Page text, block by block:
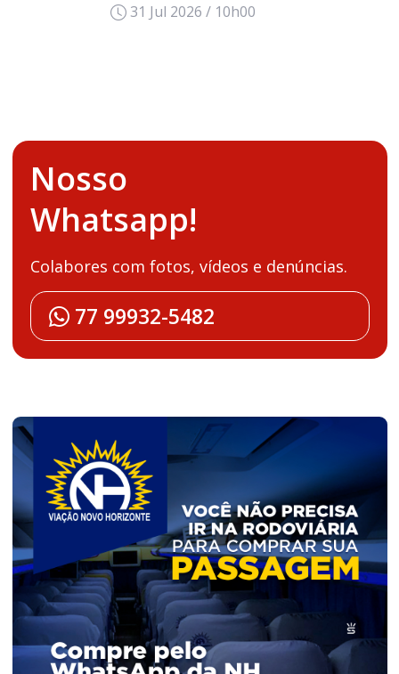
31 Jul 2026 / 10h00
Nosso
Whatsapp!
Colabores com fotos, vídeos e denúncias.
77 99932-5482